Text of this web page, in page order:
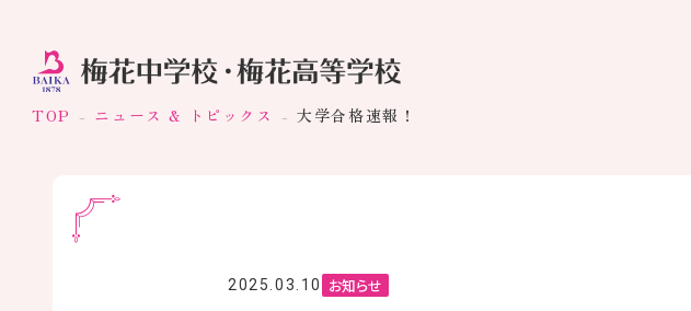
TOP ニュース & トピックス 大学合格速報！
2025.03.10 お知らせ